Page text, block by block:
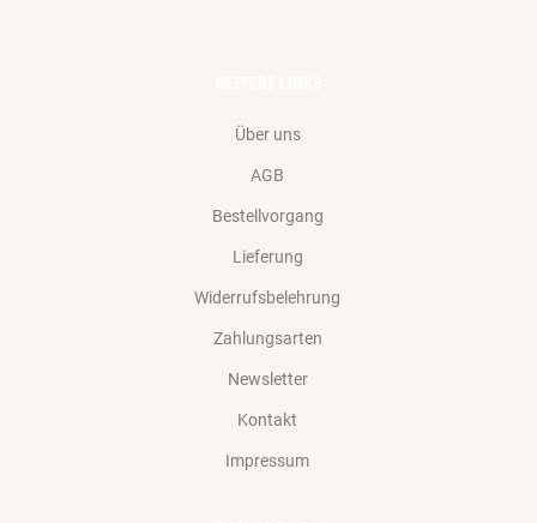
Über uns
AGB
Bestellvorgang
Lieferung
Widerrufsbelehrung
Zahlungsarten
Newsletter
Kontakt
Impressum